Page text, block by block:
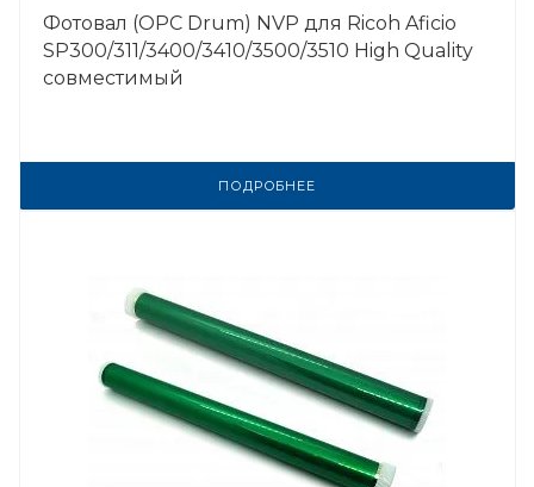
Фотовал (OPC Drum) NVP для Ricoh Aficio
SP300/311/3400/3410/3500/3510 High Quality
совместимый
ПОДРОБНЕЕ